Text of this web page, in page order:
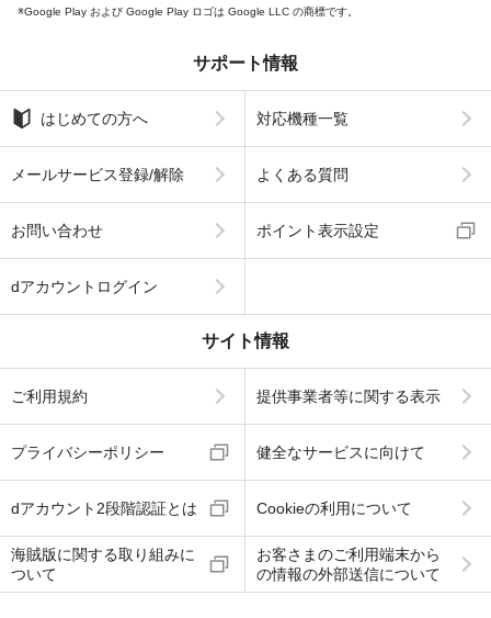
Google Play および Google Play ロゴは Google LLC の商標です。
サポート情報
はじめての方へ 対応機種一覧
メールサービス登録/解除 よくある質問
お問い合わせ ポイント表示設定
dアカウントログイン
サイト情報
ご利用規約 提供事業者等に関する表示
プライバシーポリシー 健全なサービスに向けて
dアカウント2段階認証とは Cookieの利用について
海賊版に関する取り組みに
ついて
お客さまのご利用端末から
の情報の外部送信について